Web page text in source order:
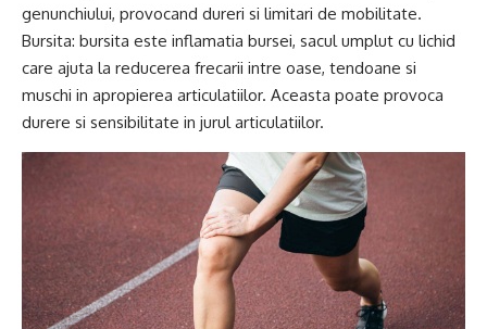
genunchiului, provocand dureri si limitari de mobilitate.
Bursita: bursita este inflamatia bursei, sacul umplut cu lichid
care ajuta la reducerea frecarii intre oase, tendoane si
muschi in apropierea articulatiilor. Aceasta poate provoca
durere si sensibilitate in jurul articulatiilor.